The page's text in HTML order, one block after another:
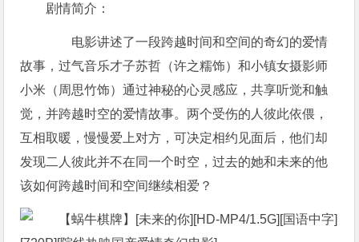
剧情简介：
电影讲述了一段跨越时间和空间的奇幻的爱情
故事，过气音乐才子苏哲（许之糯饰）和小镇女摄影师
小米（周思竹饰）通过神秘的心灵感应，共享听觉和触
觉，并跨越时空的爱情故事。两个受伤的人彼此依偎，
互相取暖，慢慢爱上对方，可决定相约见面后，他们却
发现二人彼此并不在同一个时空，过去的她和未来的他
该如何跨越时间和空间继续相爱？